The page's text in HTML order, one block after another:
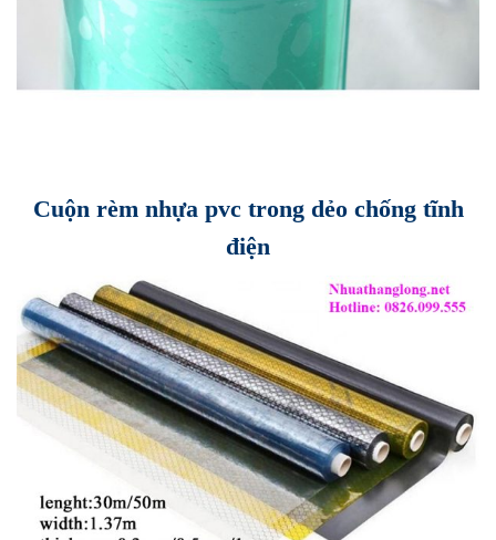
Cuộn rèm nhựa pvc trong dẻo chống tĩnh
điện